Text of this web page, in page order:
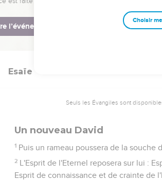
Voici que le Seigneur, l'Eternel, le
sont abattus, les plus élevés sont jetés
Il taille avec le fer les buissons de la
Esaïe
Seuls les Évangiles sont
Un nouveau David
1 Puis un rameau poussera de la souche
2 L'Esprit de l'Eternel reposera sur lui :
Esprit de connaissance et de crainte de
Choisir